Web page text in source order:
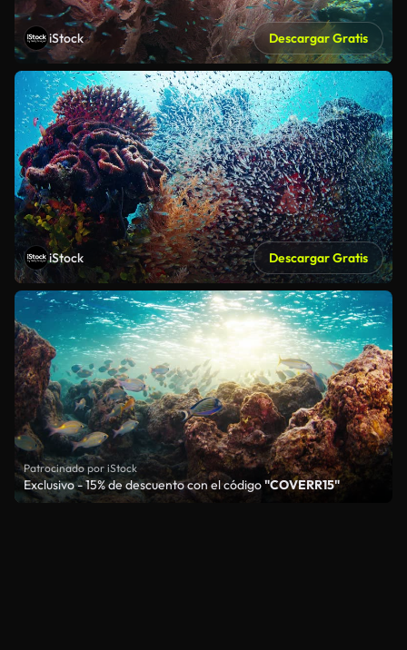
iStock Descargar Gratis
iStock Descargar Gratis
Patrocinado por iStock
Exclusivo - 15% de descuento con el código"COVERR15"